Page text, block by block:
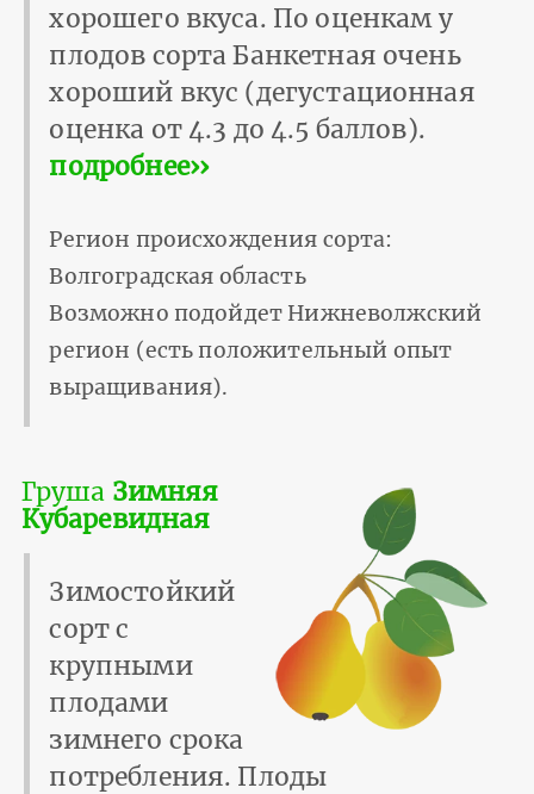
хорошего вкуса. По оценкам у
плодов сорта Банкетная очень
хороший вкус (дегустационная
оценка от 4.3 до 4.5 баллов).
подробнее››
Регион происхождения сорта:
Волгоградская область
Возможно подойдет Нижневолжский
регион (есть положительный опыт
выращивания).
Груша Зимняя
Кубаревидная
Зимостойкий
сорт с
крупными
плодами
зимнего срока
потребления. Плоды